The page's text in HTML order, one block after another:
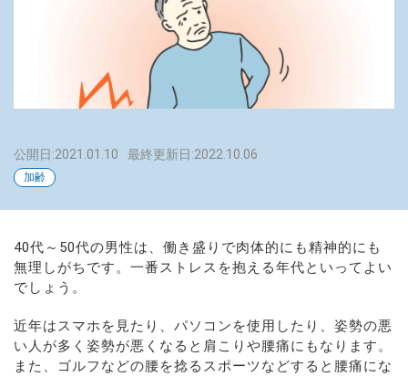
公開日:2021.01.10 最終更新日:2022.10.06
加齢
40代～50代の男性は、働き盛りで肉体的にも精神的にも
無理しがちです。一番ストレスを抱える年代といってよい
でしょう。
近年はスマホを見たり、パソコンを使用したり、姿勢の悪
い人が多く姿勢が悪くなると肩こりや腰痛にもなります。
また、ゴルフなどの腰を捻るスポーツなどすると腰痛にな